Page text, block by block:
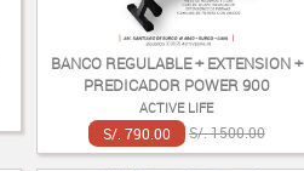
BANCO REGULABLE + EXTENSION +
PREDICADOR POWER 900
ACTIVE LIFE
S/. 790.00 S/. 1500.00